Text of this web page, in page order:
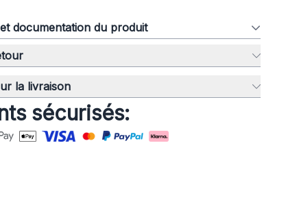
documentation du produit
la livraison
sécurisés: